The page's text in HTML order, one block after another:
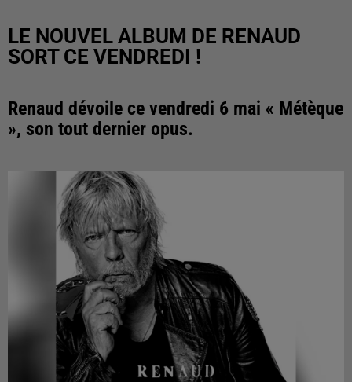
LE NOUVEL ALBUM DE RENAUD
SORT CE VENDREDI !
Renaud dévoile ce vendredi 6 mai « Métèque
», son tout dernier opus.